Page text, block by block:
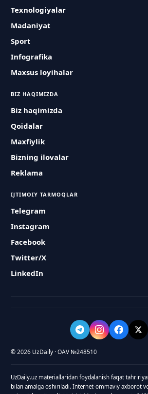
Texnologiyalar
Madaniyat
Sport
Infografika
Maxsus loyihalar
BIZ HAQIMIZDA
Biz haqimizda
Qoidalar
Maxfiylik
Bizning ilovalar
Reklama
IJTIMOIY TARMOQLAR
Telegram
Instagram
Facebook
Twitter/X
LinkedIn
© 2026 UzDaily · OAV №248510
UzDaily.uz materiallaridan foydalanish faqat
bilan amalga oshiriladi. Internet-ommaviy axborot